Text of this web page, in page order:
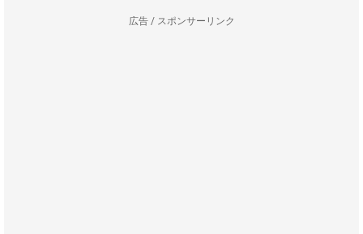
広告 / スポンサーリンク